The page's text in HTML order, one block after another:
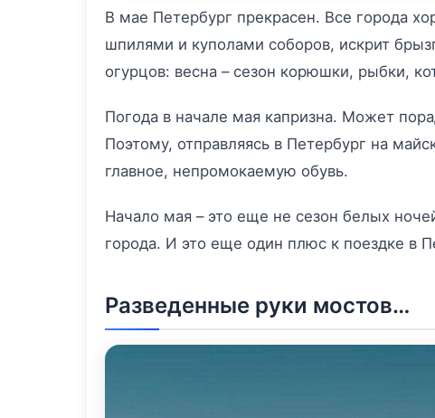
В мае Петербург прекрасен. Все города
шпилями и куполами соборов, искрит
огурцов: весна – сезон корюшки, рыбки,
Погода в начале мая капризна. Может
Поэтому, отправляясь в Петербург на
главное, непромокаемую обувь.
Начало мая – это еще не сезон белых
города. И это еще один плюс к поездке в
Разведенные руки мостов…